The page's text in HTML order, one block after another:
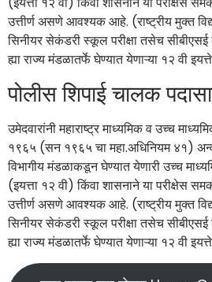
उत्तीर्ण असणे आवश्यक आहे. (राष्ट्रीय मुक्त
सिनीयर सेकंडरी स्कूल परीक्षा तसेच सीबीएसई
ह्या राज्य मंडळातर्फे घेण्यात येणाऱ्या १२ वी
पोलीस शिपाई चालक
उमेदवारांनी महाराष्ट्र माध्यमिक व उच्च
१९६५ (सन १९६५ चा महा.अधिनियम ४१)
विभागीय मंडळाकडून घेण्यात येणारी उच्च
(इयत्ता १२ वी) किंवा शासनाने या परीक्षेस
उत्तीर्ण असणे आवश्यक आहे. (राष्ट्रीय मुक्त
सिनीयर सेकंडरी स्कूल परीक्षा तसेच सीबीएसई
ह्या राज्य मंडळातर्फे घेण्यात येणाऱ्या १२ वी